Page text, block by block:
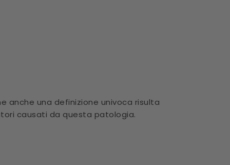
anche una definizione univoca risulta
causati da questa patologia.